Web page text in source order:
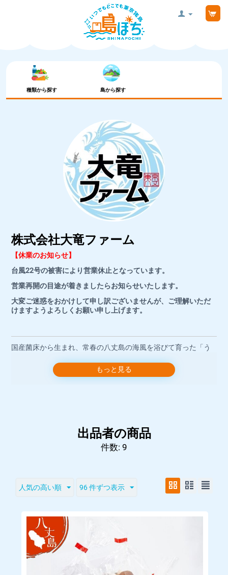
種類から探す 島から探す
株式会社大竜ファーム
【休業のお知らせ】
台風22号の被害により営業休止となっています。
営業再開の目途が着きましたらお知らせいたします。
大変ご迷惑をおかけして申し訳ございませんが、ご理解いただ
けますようよろしくお願い申し上げます。
国産菌床から生まれ、常春の八丈島の海風を浴びて育った「う
で、椎茸の苦手な方やお子様にも大人気！ 日テレ系『鉄腕DAS
H!』をはじめ様々なメディアで取り上げていただき、おかげさ
株式会社大竜ファーム
〒100-1623 東京都八丈島八丈町中之郷1650
電話番号：04996-7-0136（9：00～17：00）
販売責任者：大沢竜児
※定休日：土曜日・日曜日・祝日・年末年始
ご注文は24時間受け付けております。店舗へのお問い合わせは
営業時間内にお願いいたします。
インボイス制度：適格請求書発行可能
もっと見る
出品者の商品
件数: 9
人気の高い順 96 件ずつ表示